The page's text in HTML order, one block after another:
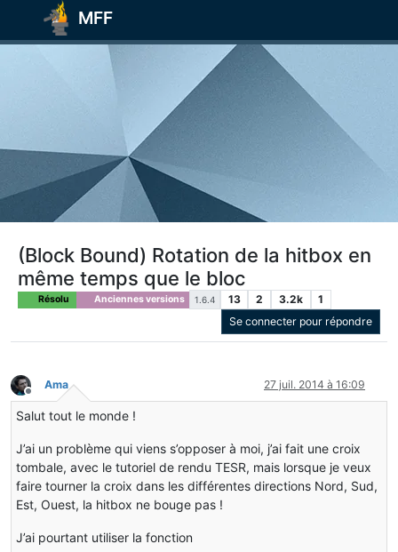
MFF
(Block Bound) Rotation de la hitbox en
même temps que le bloc
Résolu Anciennes versions 1.6.4 13 2 3.2k
1
Se connecter pour répondre
Hors-ligne
Ama 27 juil. 2014 à 16:09
Salut tout le monde !
J’ai un problème qui viens s’opposer à moi, j’ai fait une croix
tombale, avec le tutoriel de rendu TESR, mais lorsque je veux
faire tourner la croix dans les différentes directions Nord, Sud,
Est, Ouest, la hitbox ne bouge pas !
J’ai pourtant utiliser la fonction